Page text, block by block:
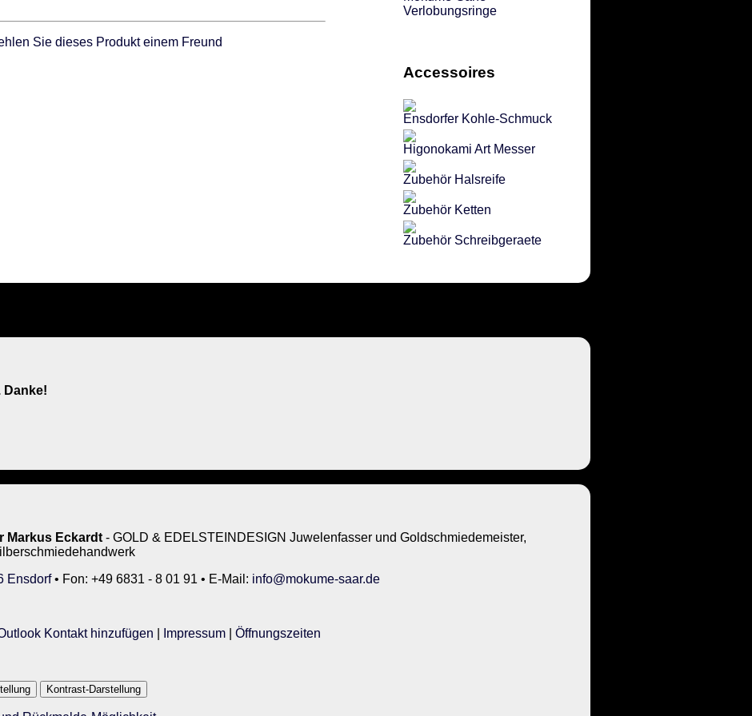
Sie dieses Produkt einem Freund
Verlobungsringe
Accessoires
Ensdorfer Kohle-Schmuck
Higonokami Art Messer
Zubehör Halsreife
Zubehör Ketten
Zubehör Schreibgeraete
Danke!
Markus Eckardt - GOLD & EDELSTEINDESIGN Juwelenfasser und Goldschmiedemeister,
Ensdorf• Fon: +49 6831 - 8 01 91 • E-Mail: info@mokume-saar.de
Kontakt hinzufügen Impressum Öffnungszeiten
Kontrast-Darstellung